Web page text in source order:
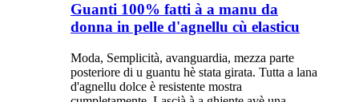
Guanti 100% fatti à a manu da
donna in pelle d'agnellu cù elasticu
Moda, Semplicità, avanguardia, mezza parte
posteriore di u guantu hè stata girata. Tutta a lana
d'agnellu dolce è resistente mostra